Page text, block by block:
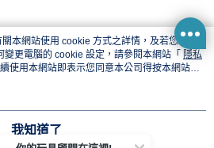
本網站使用 cookie 方式之詳情，及若您不希
更電腦的 cookie 設定，請參閱本網站「 隱私
使用本網站即表示您同意本公司得按本網站使
。
我知道了